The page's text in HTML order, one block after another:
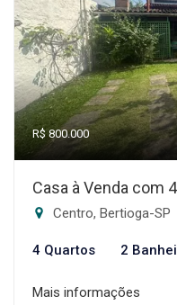
R$ 800.000
Casa à Venda com
Centro, Bertioga-SP
4 Quartos 2
Mais informações